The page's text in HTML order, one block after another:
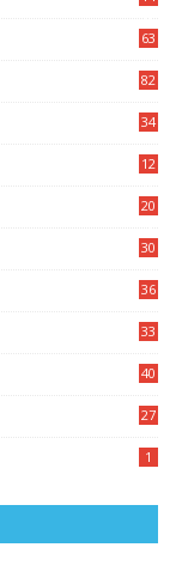
63
82
34
12
20
30
36
33
40
27
1